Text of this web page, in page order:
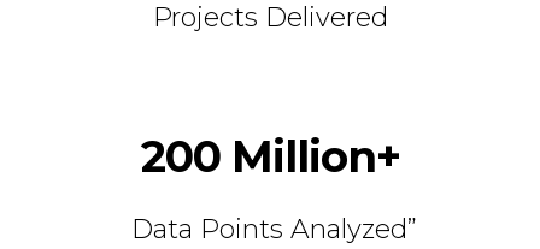
Projects Delivered
200 Million+
Data Points Analyzed”